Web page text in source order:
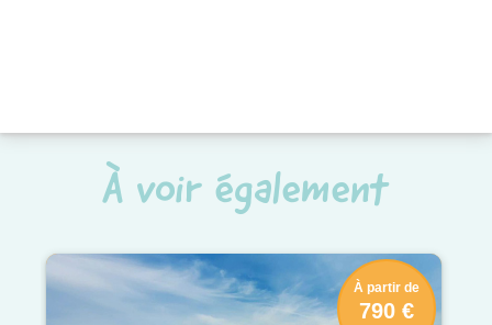
À voir également
À partir de
790 €